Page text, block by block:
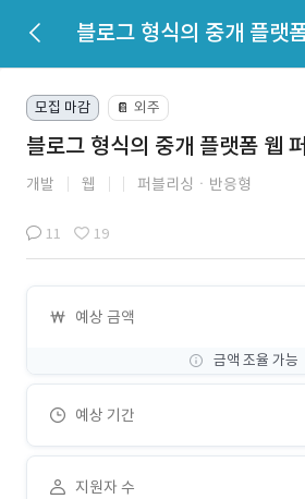
블로그 형식의 중개 플랫
모집 마감 📔 외주
블로그 형식의 중개 플랫폼 웹
개발 웹 퍼블리싱ㆍ반응형
11 19
예상 금액
금액 조율 가능
예상 기간
지원자 수